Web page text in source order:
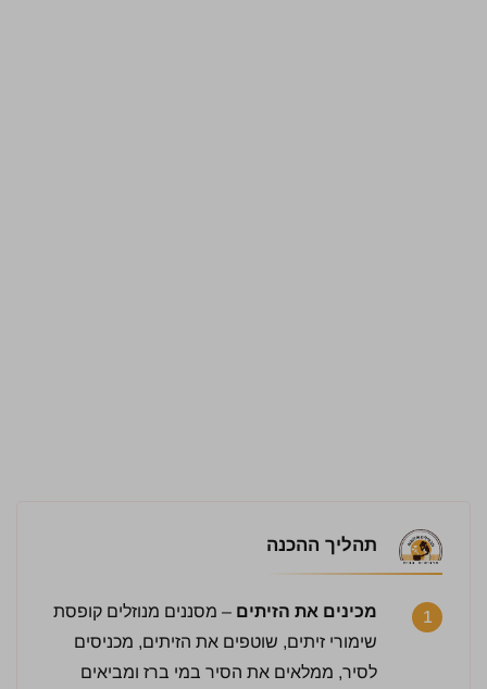
תהליך ההכנה
1 מכינים את הזיתים – מסננים מנוזלים קופסת
שימורי זיתים, שוטפים את הזיתים, מכניסים
לסיר, ממלאים את הסיר במי ברז ומביאים